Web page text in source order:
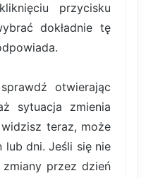
przycisku
dokładnie tę
otwierając
sytuacja zmienia
teraz, może
dni. Jeśli się nie
przez dzień